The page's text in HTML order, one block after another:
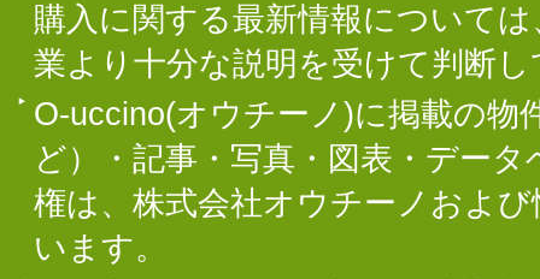
購入に関する最新情報について
業より十分な説明を受けて判断
O-uccino(オウチーノ)に掲載の物
ど）・記事・写真・図表・デー
権は、株式会社オウチーノおよ
います。